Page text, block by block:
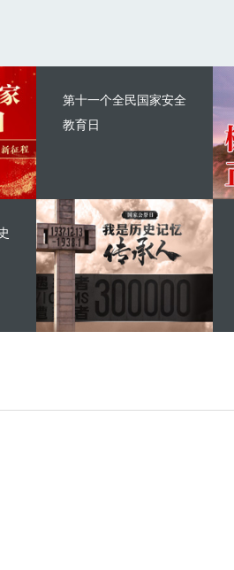
第十一个全民国家安全
教育日